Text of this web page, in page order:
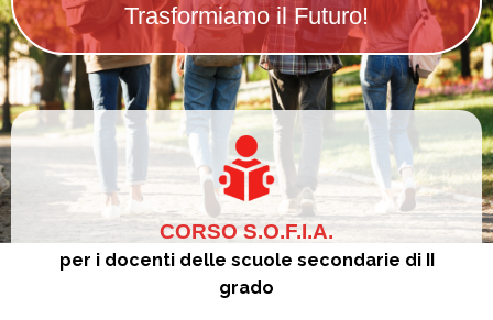
Trasformiamo il Futuro!
CORSO S.O.F.I.A.
per i docenti delle scuole secondarie di II
grado